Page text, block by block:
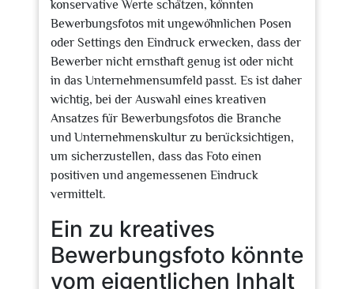
konservative Werte schätzen, könnten
Bewerbungsfotos mit ungewöhnlichen Posen
oder Settings den Eindruck erwecken, dass der
Bewerber nicht ernsthaft genug ist oder nicht
in das Unternehmensumfeld passt. Es ist daher
wichtig, bei der Auswahl eines kreativen
Ansatzes für Bewerbungsfotos die Branche
und Unternehmenskultur zu berücksichtigen,
um sicherzustellen, dass das Foto einen
positiven und angemessenen Eindruck
vermittelt.
Ein zu kreatives
Bewerbungsfoto könnte
vom eigentlichen Inhalt